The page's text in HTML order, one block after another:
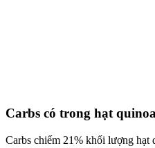
Carbs có trong hạt
Carbs chiếm 21% khối lượng hạt